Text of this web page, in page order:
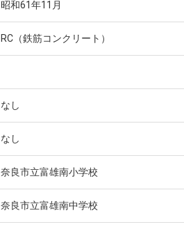
昭和61年11月
RC（鉄筋コンクリート）
なし
なし
奈良市立富雄南小学校
奈良市立富雄南中学校